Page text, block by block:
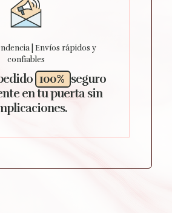
100% seguro
en tu puerta sin
| Envíos rápidos y
confiables